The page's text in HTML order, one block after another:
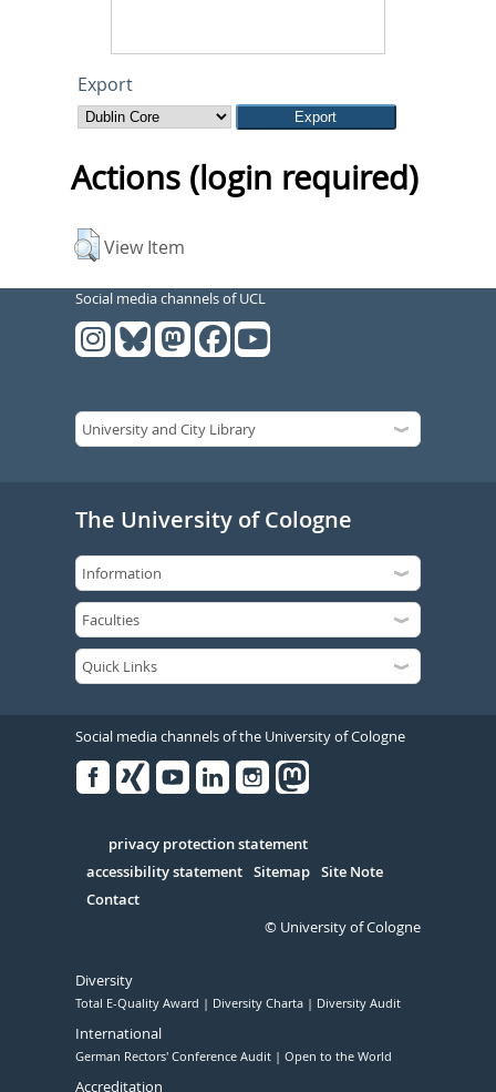
Export
Actions (login required)
View Item
Social media channels of UCL
The University of Cologne
Social media channels of the University of Cologne
Serivce
privacy protection statement
accessibility statement Sitemap Site Note
Contact
© University of Cologne
Diversity
Total E-Quality Award Diversity Charta Diversity Audit
International
German Rectors' Conference Audit Open to the World
Accreditation